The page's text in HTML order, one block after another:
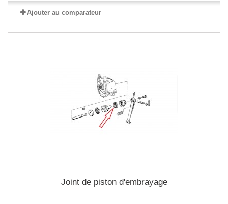
Ajouter au comparateur
Joint de piston d'embrayage